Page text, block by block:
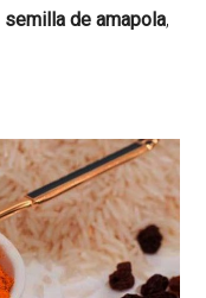
semilla de amapola,